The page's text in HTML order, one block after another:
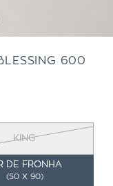
600
KING
DE FRONHA
(50 X 90)